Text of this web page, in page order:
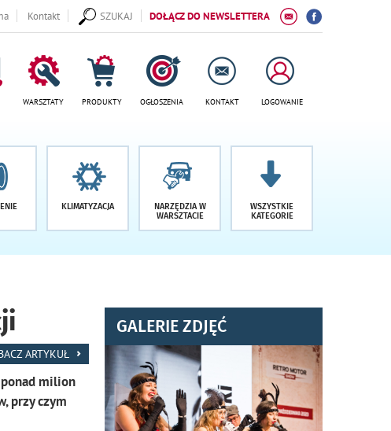
Kontakt DOŁĄCZ DO NEWSLETTERA
SZUKAJ
WARSZTATY PRODUKTY OGŁOSZENIA KONTAKT LOGOWANIE
KLIMATYZACJA
NARZĘDZIA W
WARSZTACIE
WSZYSTKIE
KATEGORIE
ARTYKUŁ
milion
przy czym
GALERIE ZDJĘĆ